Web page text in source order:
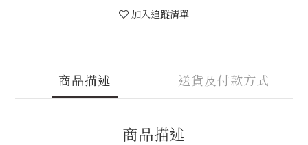
加入追蹤清單
商品描述 送貨及付款方式
商品描述